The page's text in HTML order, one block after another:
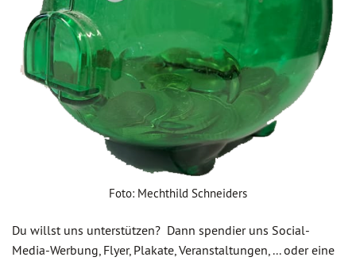
Foto: Mechthild Schneiders
Du willst uns unterstützen? Dann spendier uns Social-
Media-Werbung, Flyer, Plakate, Veranstaltungen, ... oder eine